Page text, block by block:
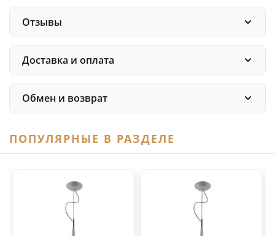
Отзывы
Доставка и оплата
Обмен и возврат
ПОПУЛЯРНЫЕ В РАЗДЕЛЕ